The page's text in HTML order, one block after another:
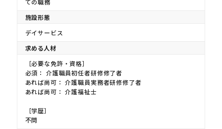
ての職務
施設形態
デイサービス
求める人材
［必要な免許・資格］
必須： 介護職員初任者研修修了者
あれば尚可： 介護職員実務者研修修了者
あれば尚可： 介護福祉士
［学歴］
不問